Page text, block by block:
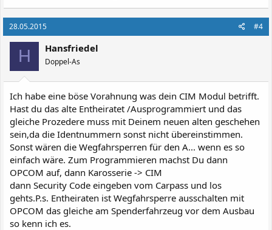
28.05.2015 #4
H Hansfriedel
Doppel-As
Ich habe eine böse Vorahnung was dein CIM Modul betrifft.
Hast du das alte Entheiratet /Ausprogrammiert und das
gleiche Prozedere muss mit Deinem neuen alten geschehen
sein,da die Identnummern sonst nicht übereinstimmen.
Sonst wären die Wegfahrsperren für den A... wenn es so
einfach wäre. Zum Programmieren machst Du dann
OPCOM auf, dann Karosserie -> CIM
dann Security Code eingeben vom Carpass und los
gehts.P.s. Entheiraten ist Wegfahrsperre ausschalten mit
OPCOM das gleiche am Spenderfahrzeug vor dem Ausbau
so kenn ich es.